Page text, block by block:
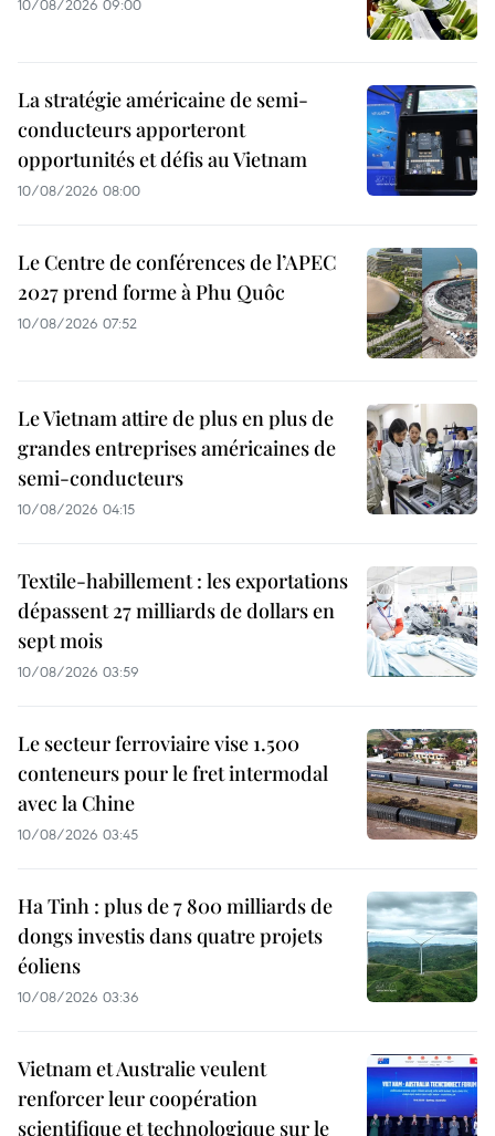
10/08/2026 09:00
La stratégie américaine de semi-
conducteurs apporteront
opportunités et défis au Vietnam
10/08/2026 08:00
Le Centre de conférences de l’APEC
2027 prend forme à Phu Quôc
10/08/2026 07:52
Le Vietnam attire de plus en plus de
grandes entreprises américaines de
semi-conducteurs
10/08/2026 04:15
Textile-habillement : les exportations
dépassent 27 milliards de dollars en
sept mois
10/08/2026 03:59
Le secteur ferroviaire vise 1.500
conteneurs pour le fret intermodal
avec la Chine
10/08/2026 03:45
Ha Tinh : plus de 7 800 milliards de
dongs investis dans quatre projets
éoliens
10/08/2026 03:36
Vietnam et Australie veulent
renforcer leur coopération
scientifique et technologique sur le